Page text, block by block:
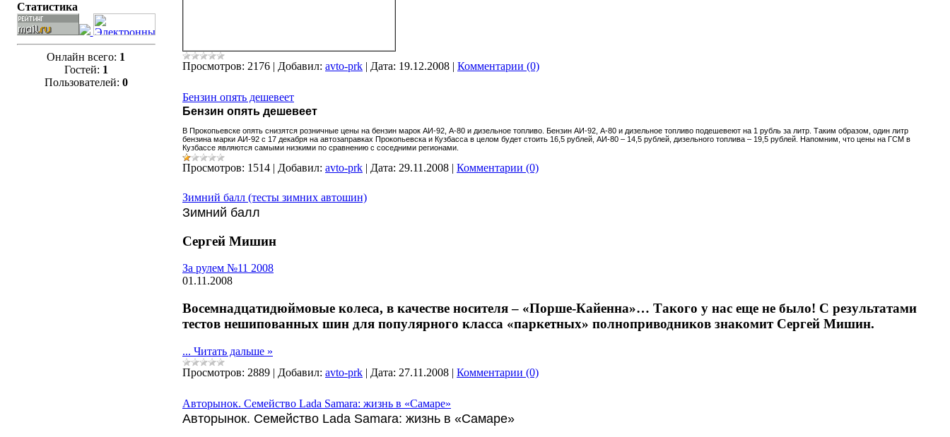
Статистика
Онлайн всего: 1
Гостей: 1
Пользователей: 0
Просмотров: 2176 | Добавил: avto-prk | Дата: 19.12.2008 | Комментарии (0)
Бензин опять дешевеет
Бензин опять дешевеет
В Прокопьевске опять снизятся розничные цены на бензин марок АИ-92, А-80 и дизельное топливо. Бензин АИ-92, А-80 и дизельное топливо подешевеют на 1 рубль за литр. Таким образом, один литр
бензина марки АИ-92 с 17 декабря на автозаправках Прокопьевска и Кузбасса в целом будет стоить 16,5 рублей, АИ-80 – 14,5 рублей, дизельного топлива – 19,5 рублей. Напомним, что цены на ГСМ в
Кузбассе являются самыми низкими по сравнению с соседними регионами.
Просмотров: 1514 | Добавил: avto-prk | Дата: 29.11.2008 | Комментарии (0)
Зимний балл (тесты зимних автошин)
Зимний балл
Сергей Мишин
За рулем №11 2008
01.11.2008
Восемнадцатидюймовые колеса, в качестве носителя – «Порше-Кайенна»… Такого у нас еще не было! С результатами
тестов нешипованных шин для популярного класса «паркетных» полноприводников знакомит Сергей Мишин.
... Читать дальше »
Просмотров: 2889 | Добавил: avto-prk | Дата: 27.11.2008 | Комментарии (0)
Авторынок. Семейство Lada Samara: жизнь в «Самаре»
Авторынок. Семейство Lada Samara: жизнь в «Самаре»